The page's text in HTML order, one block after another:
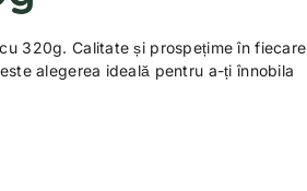
320g. Calitate și prospețime în fiecare
alegerea ideală pentru a-ți înnobila